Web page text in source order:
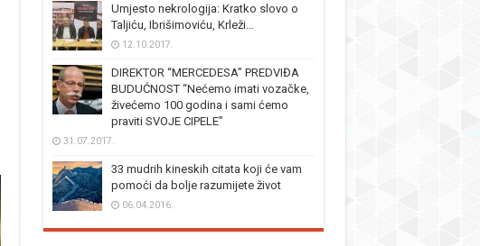
Umjesto nekrologija: Kratko slovo o
Taljiću, Ibrišimoviću, Krleži…
12.10.2017.
DIREKTOR “MERCEDESA” PREDVIĐA
BUDUĆNOST “Nećemo imati vozačke,
živećemo 100 godina i sami ćemo
praviti SVOJE CIPELE”
31.07.2017.
33 mudrih kineskih citata koji će vam
pomoći da bolje razumijete život
06.04.2016.